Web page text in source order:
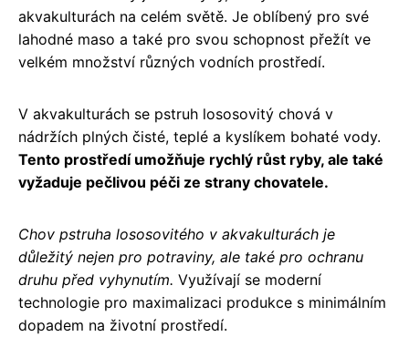
akvakulturách na celém světě. Je oblíbený pro své
lahodné maso a také pro svou schopnost přežít ve
velkém množství různých vodních prostředí.
V akvakulturách se pstruh lososovitý chová v
nádržích plných čisté, teplé a kyslíkem bohaté vody.
Tento prostředí umožňuje rychlý růst ryby, ale také
vyžaduje pečlivou péči ze strany chovatele.
Chov pstruha lososovitého v akvakulturách je
důležitý nejen pro potraviny, ale také pro ochranu
druhu před vyhynutím. Využívají se moderní
technologie pro maximalizaci produkce s minimálním
dopadem na životní prostředí.